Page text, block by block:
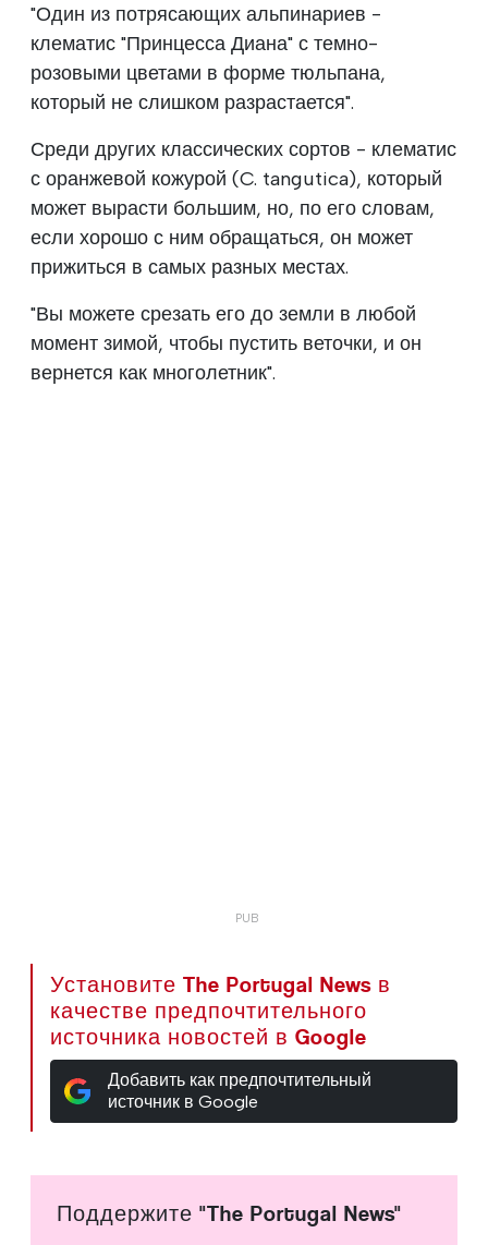
"Один из потрясающих альпинариев -
клематис "Принцесса Диана" с темно-
розовыми цветами в форме тюльпана,
который не слишком разрастается".
Среди других классических сортов - клематис
с оранжевой кожурой (C. tangutica), который
может вырасти большим, но, по его словам,
если хорошо с ним обращаться, он может
прижиться в самых разных местах.
"Вы можете срезать его до земли в любой
момент зимой, чтобы пустить веточки, и он
вернется как многолетник".
Установите The Portugal News в
качестве предпочтительного
источника новостей в Google
Добавить как предпочтительный
источник в Google
Поддержите "The Portugal News"